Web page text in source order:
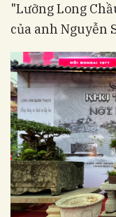
"Lưỡng Long
của anh Nguyễn